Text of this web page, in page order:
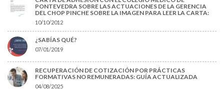
PONTEVEDRA SOBRE LAS ACTUACIONES DE LA GERENCIA
DEL CHOP PINCHE SOBRE LA IMAGEN PARA LEER LA CARTA:
10/10/2012
¿SABÍAS QUÉ?
07/01/2019
RECUPERACIÓN DE COTIZACIÓN POR PRÁCTICAS
FORMATIVAS NO REMUNERADAS: GUÍA ACTUALIZADA
04/08/2025